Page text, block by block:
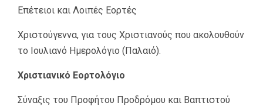
Επέτειοι και Λοιπές Εορτές
Χριστούγεννα, για τους Χριστιανούς που ακολουθούν
το Ιουλιανό Ημερολόγιο (Παλαιό).
Χριστιανικό Εορτολόγιο
Σύναξις του Προφήτου Προδρόμου και Βαπτιστού